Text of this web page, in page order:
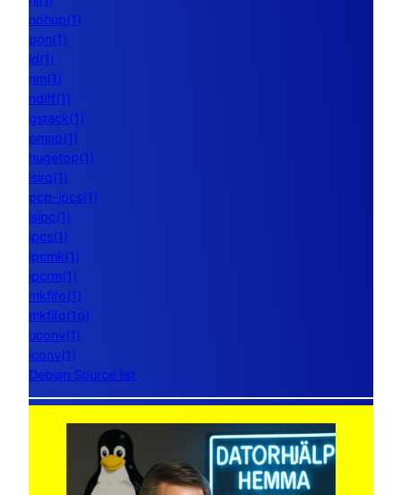
nohup(1)
pon(1)
ld(1)
nm(1)
ndiff(1)
gstack(1)
pmap(1)
hugetop(1)
lsirq(1)
pcp-ipcs(1)
lsipc(1)
ipcs(1)
ipcmk(1)
ipcrm(1)
mkfifo(1)
mkfifo(1p)
uconv(1)
iconv(1)
Debian Source list